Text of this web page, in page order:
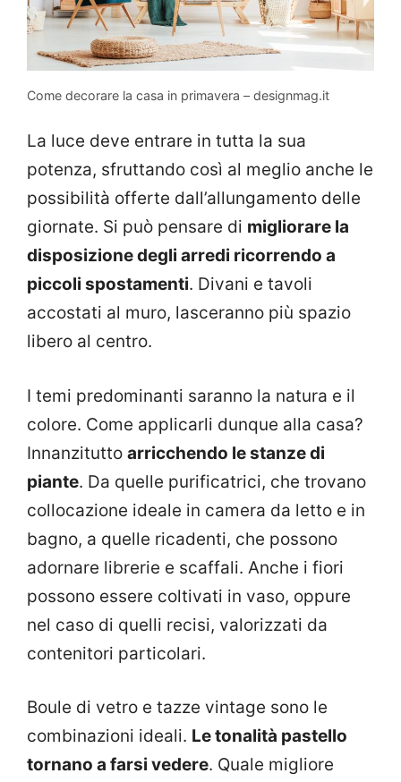
Come decorare la casa in primavera – designmag.it
La luce deve entrare in tutta la sua
potenza, sfruttando così al meglio anche le
possibilità offerte dall’allungamento delle
giornate. Si può pensare di migliorare la
disposizione degli arredi ricorrendo a
piccoli spostamenti. Divani e tavoli
accostati al muro, lasceranno più spazio
libero al centro.
I temi predominanti saranno la natura e il
colore. Come applicarli dunque alla casa?
Innanzitutto arricchendo le stanze di
piante. Da quelle purificatrici, che trovano
collocazione ideale in camera da letto e in
bagno, a quelle ricadenti, che possono
adornare librerie e scaffali. Anche i fiori
possono essere coltivati in vaso, oppure
nel caso di quelli recisi, valorizzati da
contenitori particolari.
Boule di vetro e tazze vintage sono le
combinazioni ideali. Le tonalità pastello
tornano a farsi vedere. Quale migliore